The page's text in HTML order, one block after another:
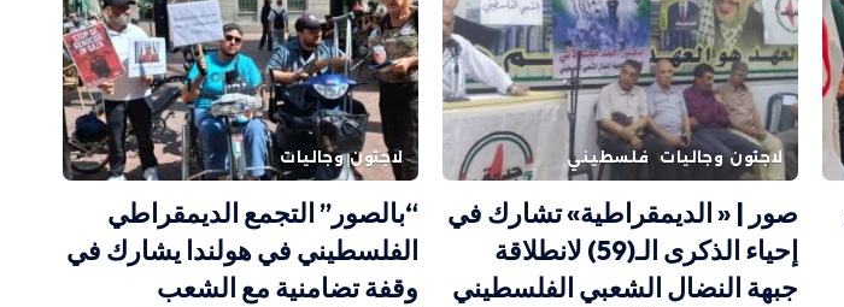
لاجئون وجاليات فلسطيني
صور | « الديمقراطية» تشارك في
إحياء الذكرى الـ(59) لانطلاقة
جبهة النضال الشعبي الفلسطيني
لاجئون وجاليات
“بالصور” التجمع الديمقراطي
الفلسطيني في هولندا يشارك في
وقفة تضامنية مع الشعب